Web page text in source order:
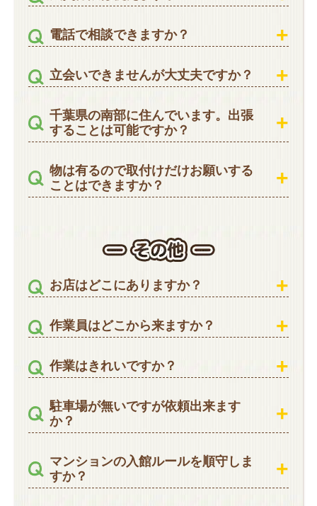
電話で相談できますか？
立会いできませんが大丈夫ですか？
千葉県の南部に住んでいます。出張
することは可能ですか？
物は有るので取付けだけお願いする
ことはできますか？
お店はどこにありますか？
作業員はどこから来ますか？
作業はきれいですか？
駐車場が無いですが依頼出来ます
か？
マンションの入館ルールを順守しま
すか？